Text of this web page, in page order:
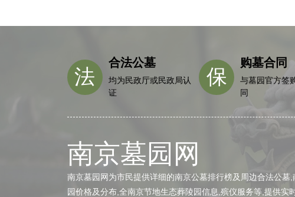
法
合法公墓
均为民政厅或民政局认
证
保
购墓合同
与墓园官方签
同
南京墓园网
南京墓园网为市民提供详细的南京公墓排行榜及周边合法公墓
园价格及分布,全南京节地生态葬陵园信息,殡仪服务等,提供实